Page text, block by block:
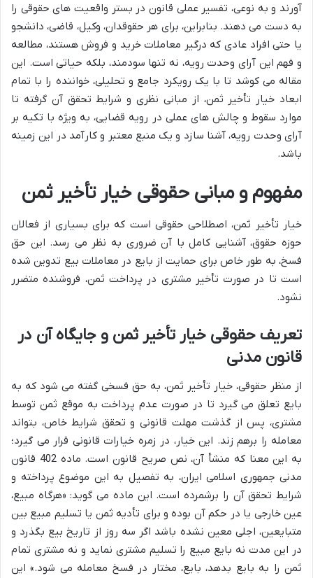
آورند و به نوعی، تفسیر عملی قانون در بستر واقعیت های حقوقی را
به دست می دهند. بنابراین، برای هر حقوقدان، وکیل، قاضی، دانشجو
یا حتی افراد عادی که درگیر معاملات خرید و فروش هستند، مطالعه
و فهم این آرای وحدت رویه، نه تنها سودمند، بلکه حیاتی است. این
مقاله می کوشد تا با یک رویکرد جامع و تحلیلی، خواننده را با تمام
ابعاد خیار تأخیر ثمن، از مبانی نظری و شرایط تحقق آن گرفته تا
موارد سقوط و چالش های عملی در رویه قضایی، به ویژه با تکیه بر
آرای وحدت رویه، آشنا سازد و یک منبع معتبر و کارآمد در این زمینه
باشد.
مفهوم و مبانی حقوقی خیار تأخیر ثمن
خیار تأخیر ثمن، اصطلاحی حقوقی است که برای بسیاری از فعالان
حوزه حقوق، آشنایی کامل با آن ضروری به نظر می رسد. این حق
فسخ، به طور خاص برای حمایت از بایع در معاملات بیع تدوین شده
است تا در صورت تأخیر مشتری در پرداخت ثمن، فروشنده متضرر
نشود.
تعریف حقوقی خیار تأخیر ثمن و جایگاه آن در
قانون مدنی
از منظر حقوقی، خیار تأخیر ثمن، به حق فسخی گفته می شود که به
بایع تعلق می گیرد تا در صورت عدم پرداخت به موقع ثمن توسط
مشتری، پس از گذشت مهلت قانونی و تحقق شرایط خاص، بتواند
معامله را برهم زند. این خیار، در زمره خیارات قانونی قرار می گیرد؛
به این معنا که منشأ آن، نص صریح قانون است. ماده 402 قانون
مدنی جمهوری اسلامی ایران، به تفصیل به این موضوع پرداخته و
شرایط تحقق آن را برشمرده است. این ماده می گوید: «هرگاه مبیع،
عین خارجی یا در حکم آن بوده و برای تأدیه ثمن یا تسلیم مبیع بین
متبایعین، اجلی معین نشده باشد اگر سه روز از تاریخ بیع بگذرد و
در این مدت نه بایع مبیع را تسلیم مشتری نماید و نه مشتری تمام
ثمن را به بایع بدهد، بایع، مختار در فسخ معامله می شود.» این